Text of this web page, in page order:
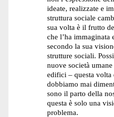
ideate, realizzate e
struttura sociale
sua volta è il frutto
che l’ha immaginata
secondo la sua
strutture sociali.
nuove società
edifici – questa
dobbiamo mai
sono il parto della
questa è solo una
problema.